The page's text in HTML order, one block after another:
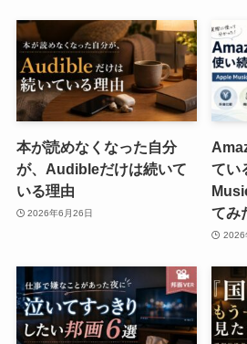
本が読めなくなった自分
が、Audibleだけは続いて
いる理由
2026年6月26日
てい
てみ
2026